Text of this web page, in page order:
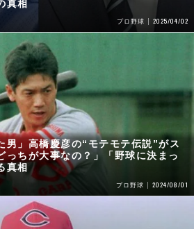
真相
プロ野球 2025/04/02
男」高橋慶彦の“モテモテ伝説”がス
っちが大事なの？」「野球に決まっ
真相
プロ野球 2024/08/01